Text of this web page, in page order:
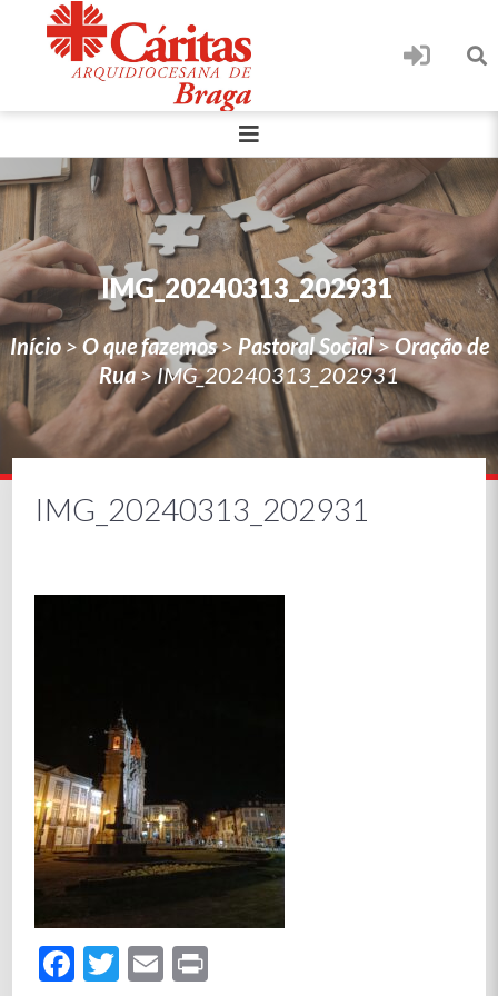
IMG_20240313_202931
Início >O que fazemos> Pastoral Social>Oração de
Rua>IMG_20240313_202931
IMG_20240313_202931
Facebook
Twitter
Email